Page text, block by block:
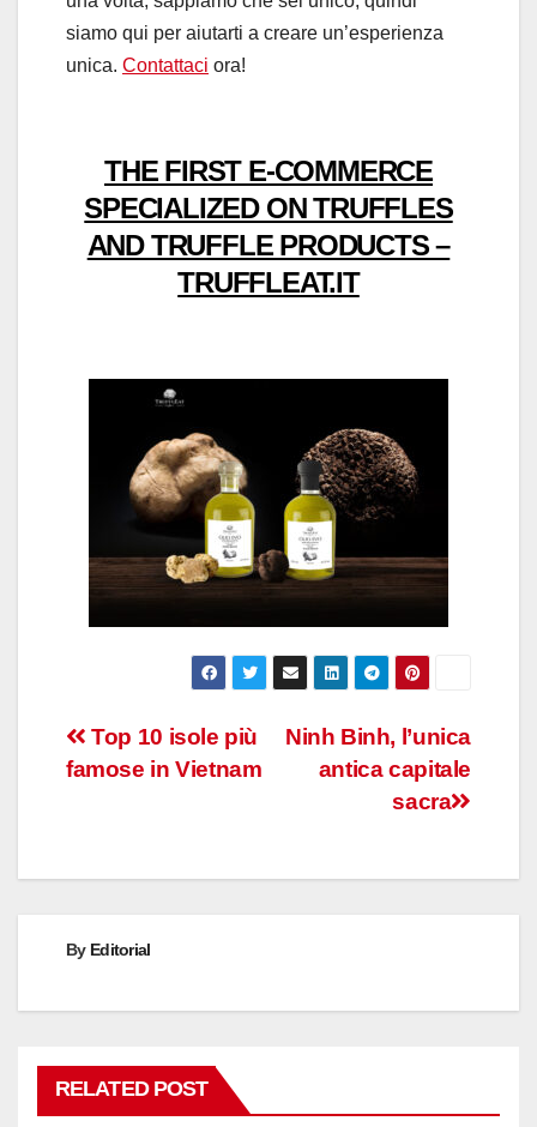
siamo qui per aiutarti a creare un’esperienza
unica. Contattaci ora!
THE FIRST E-COMMERCE
SPECIALIZED ON TRUFFLES
AND TRUFFLE PRODUCTS –
TRUFFLEAT.IT
Post
Ninh Binh, l’unica
antica capitale
sacra
Top 10 isole più
famose in Vietnam
By Editorial
RELATED POST